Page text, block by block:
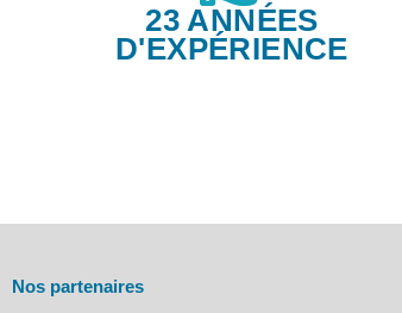
23 ANNÉES
D'EXPÉRIENCE
Nos partenaires